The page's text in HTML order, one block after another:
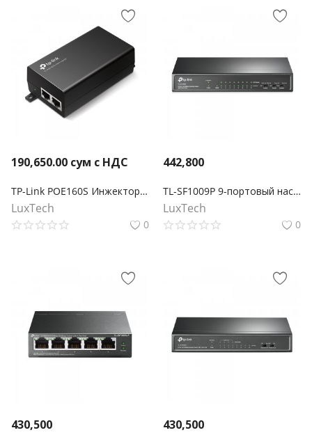
190,650.00 сум с НДС
TP-Link POE160S Инжектор PoE+
LuxTech
0
442,800
TL-SF1009P 9-портовый настольный 10/100 Мбит/с коммутатор с 8 портами PoE+
LuxTech
0
430,500 430,500